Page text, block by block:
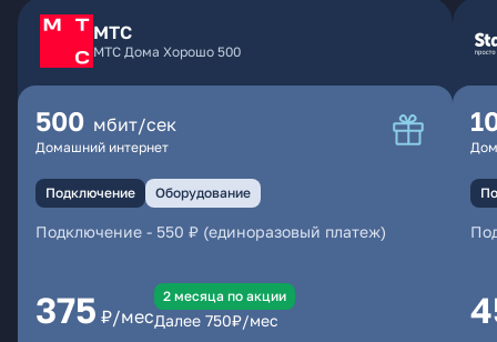
МТС
МТС Дома Хорошо 500
500 мбит/сек
Домашний интернет
Подключение Оборудование
Подключение - 550 ₽ (единоразовый платеж)
375 ₽/мес
2 месяцa по акции
Далее 750₽/мес